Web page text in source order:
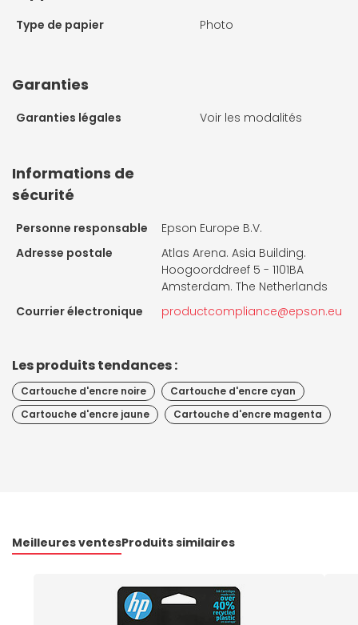
Type de papier Photo
Garanties
Garanties légales Voir les modalités
Informations de
sécurité
Personne responsable
Epson Europe B.V.
Adresse postale
Atlas Arena. Asia Building.
Hoogoorddreef 5 - 1101BA
Amsterdam. The Netherlands
Courrier électronique
productcompliance@epson.eu
Les produits tendances :
Cartouche d'encre noire
Cartouche d'encre cyan
Cartouche d'encre jaune
Cartouche d'encre magenta
Meilleures ventesProduits similaires